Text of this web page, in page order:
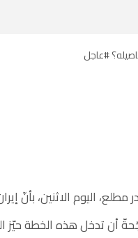
اليوم الاثنين، بأنّ
أن تدخل هذه الخطة حيّز